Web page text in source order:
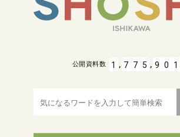
公開資料数 1 , 7 7 5 , 9 0 1